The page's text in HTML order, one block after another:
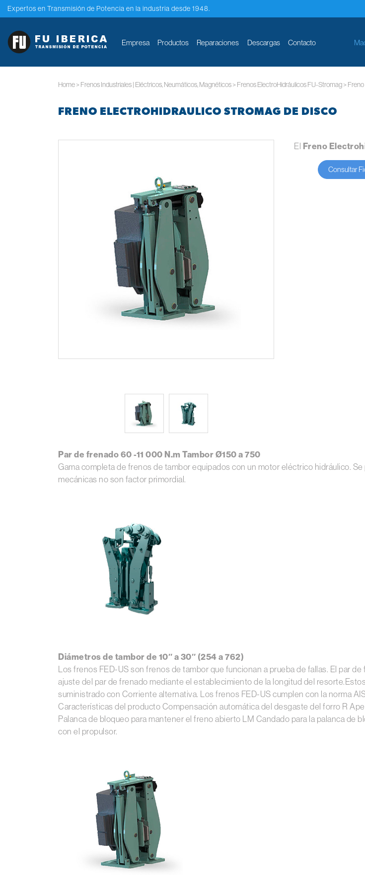
Expertos en Transmisión de Potencia en la industria desde 1948.
Empresa Productos Reparaciones Descargas Contacto
Home> Frenos Industriales | Eléctricos, Neumáticos, Magnéticos> Frenos ElectroHidráulicos FU-Stromag>
FRENO ELECTROHIDRAULICO STROMAG DE DISCO
El Freno
Consultar
Par de frenado 60 -11 000 N.m Tambor Ø150 a 750
Gama completa de frenos de tambor equipados con un motor eléctrico hidráulico.
mecánicas no son factor primordial.
Diámetros de tambor de 10″ a 30″ (254 a 762)
Los frenos FED-US son frenos de tambor que funcionan a prueba de fallas. El par
ajuste del par de frenado mediante el establecimiento de la longitud del
suministrado con Corriente alternativa. Los frenos FED-US cumplen con la norma
Características del producto Compensación automática del desgaste del forro R
Palanca de bloqueo para mantener el freno abierto LM Candado para la palanca de
con el propulsor.